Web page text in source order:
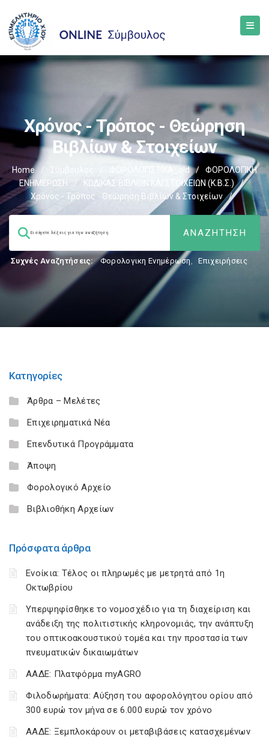
Χρόνος - Τρόπος - Θεώρηση
Βιβλίων & Στοιχείων
Home / Σύμβουλος ΦΟΡΟΛΟΓΙΣΤΙΚΑ_old /
ΦΟΡΟΛΟΓΙΚΗ
ΕΝΗΜΕΡΩΣΗ
/ ΚΩΔΙΚΑΣ ΒΙΒΛΙΩΝ ΚΑΙ ΣΤΟΙΧΕΙΩΝ (Κ.Β.Σ.)
/
Χρόνος - Τρόπος - Θεώρηση Βιβλίων & Στοιχείων
/
Συχνές Αναζητήσεις: Φορολογικη Ενημέρωση, Επιχειρήσεις
Κατηγορίες
Άρθρα – Μελέτες
Επιχειρηματικά Νέα
Επενδυτικά Προγράμματα
Άποψη
Φορολογικό Αρχείο
Βιβλιοθήκη Αρχείων
Πρόσφατα άρθρα
Ενοίκια: Τέλος οι πληρωμές με μετρητά από 1η
Οκτωβρίου
Υπερψηφίσθηκε το νομοσχέδιο για τη διαχείριση και
ανάδειξη της πολιτιστικής κληρονομιάς, την ανάπτυξη
του οπτικοακουστικού τομέα και την προστασία των
πνευματικών δικαιωμάτων
ΑΑΔΕ: Πλατφόρμα myAGRO
Φιλοδωρήματα: Αύξηση του αφορολόγητου ορίου από
300 ευρώ τον μήνα σε 6.000 ευρώ τον χρόνο
ΑΑΔΕ: Ξεμπλοκάρουν οι μεταβιβάσεις κατασχεμένων